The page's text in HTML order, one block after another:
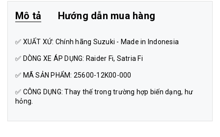
Mô tả Hướng dẫn mua hàng
✅ XUẤT XỨ: Chính hãng Suzuki - Made in Indonesia
✅ DÒNG XE ÁP DỤNG: Raider Fi, Satria Fi
✅ MÃ SẢN PHẨM: 25600-12K00-000
✅ CÔNG DỤNG: Thay thế trong trường hợp biến dạng, hư
hỏng.